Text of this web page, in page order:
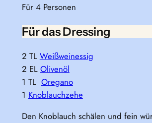
Für 4 Personen
Für das Dressing
2 TL Weißweinessig
2 EL Olivenöl
1 TL Oregano
1 Knoblauchzehe
Den Knoblauch schälen und fein